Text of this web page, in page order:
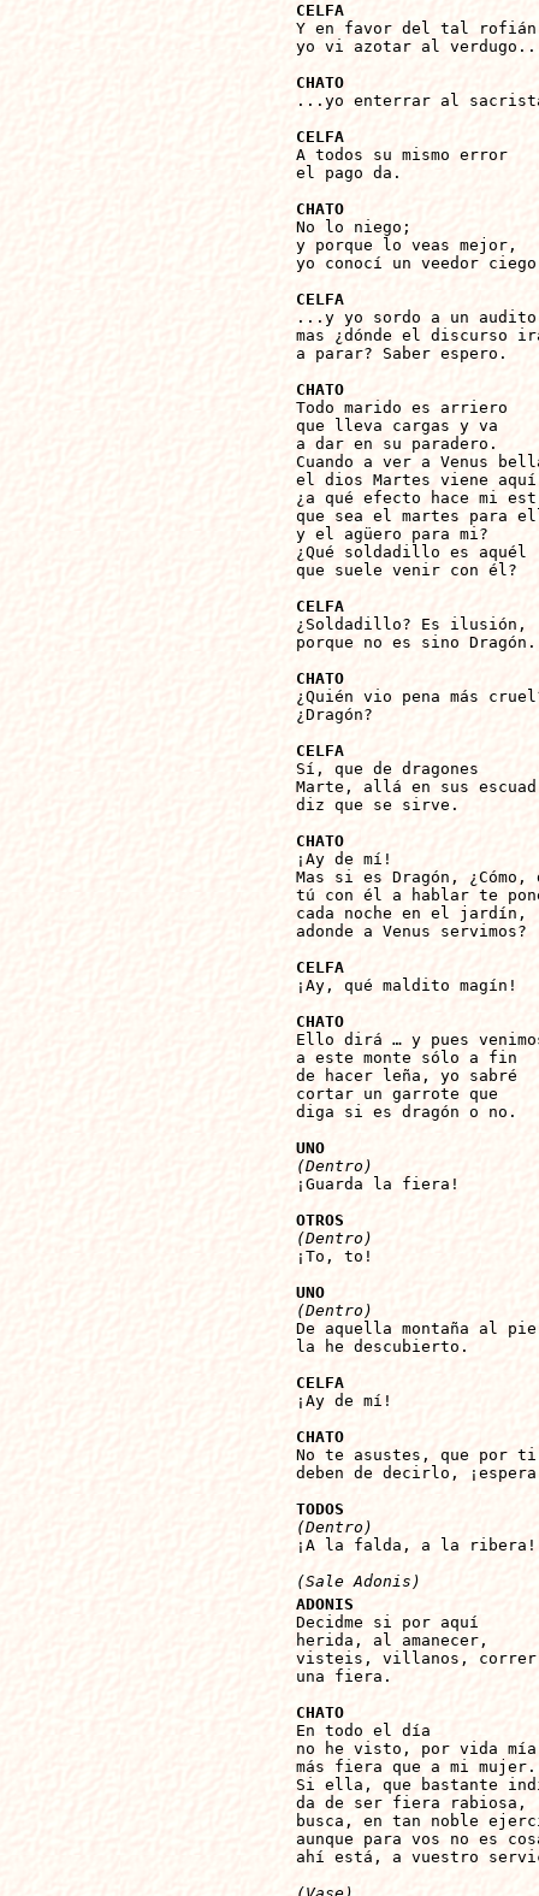
CELFA
Y en favor del tal rofián
yo vi azotar al
CHATO
...yo enterrar al
CELFA
A todos su mismo error
el pago da.
CHATO
No lo niego;
y porque lo veas mejor,
yo conocí un veedor
CELFA
...y yo sordo a un
mas ¿dónde el discurso
a parar? Saber espero.
CHATO
Todo marido es arriero
que lleva cargas y va
a dar en su paradero.
Cuando a ver a Venus
el dios Martes viene aquí
¿a qué efecto hace mi
que sea el martes para
y el agüero para mi?
¿Qué soldadillo es aquél
que suele venir con él?
CELFA
¿Soldadillo? Es ilusión,
porque no es sino Dragón.
CHATO
¿Quién vio pena más
¿Dragón?
CELFA
Sí, que de dragones
Marte, allá en sus
diz que se sirve.
CHATO
¡Ay de mí!
Mas si es Dragón,
tú con él a hablar te
cada noche en el jardín,
adonde a Venus servimos?
CELFA
¡Ay, qué maldito magín!
CHATO
Ello dirá … y pues
a este monte sólo a fin
de hacer leña, yo sabré
cortar un garrote que
diga si es dragón o no.
UNO
(Dentro)
¡Guarda la fiera!
OTROS
(Dentro)
¡To, to!
UNO
(Dentro)
De aquella montaña al pie
la he descubierto.
CELFA
¡Ay de mí!
CHATO
No te asustes, que por ti
deben de decirlo,
TODOS
(Dentro)
¡A la falda, a la ribera!
(Sale Adonis)
ADONIS
Decidme si por aquí
herida, al amanecer,
visteis, villanos, correr
una fiera.
CHATO
En todo el día
no he visto, por vida
más fiera que a mi mujer.
Si ella, que bastante
da de ser fiera rabiosa,
busca, en tan noble
aunque para vos no es
ahí está, a vuestro